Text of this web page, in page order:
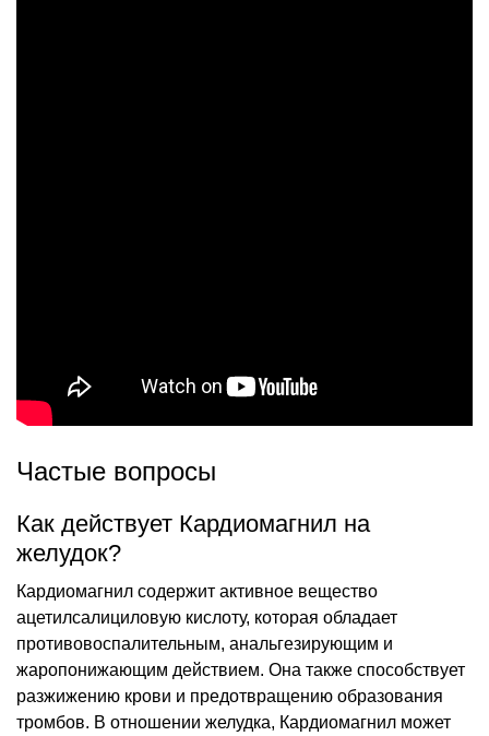
Частые вопросы
Как действует Кардиомагнил на
желудок?
Кардиомагнил содержит активное вещество
ацетилсалициловую кислоту, которая обладает
противовоспалительным, анальгезирующим и
жаропонижающим действием. Она также способствует
разжижению крови и предотвращению образования
тромбов. В отношении желудка, Кардиомагнил может